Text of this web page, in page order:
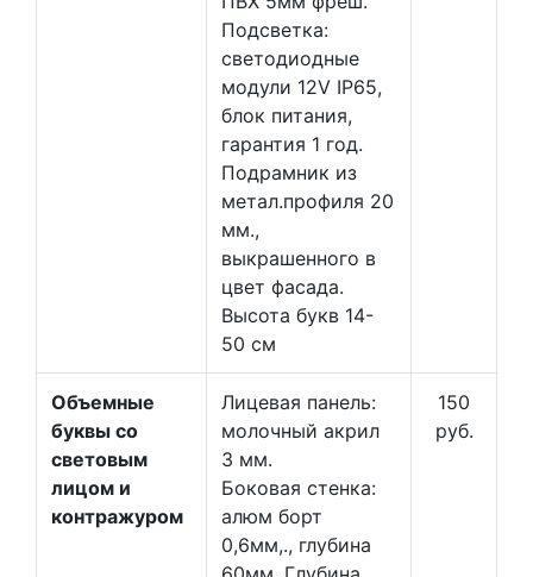
Подсветка:
светодиодные
модули 12V IP65,
блок питания,
гарантия 1 год.
Подрамник из
метал.профиля 20
мм.,
выкрашенного в
цвет фасада.
Высота букв 14-
50 см
Объемные
буквы со
световым
лицом и
контражуром
Лицевая панель:
молочный акрил
3 мм.
Боковая стенка:
алюм борт
0,6мм,., глубина
150
руб.